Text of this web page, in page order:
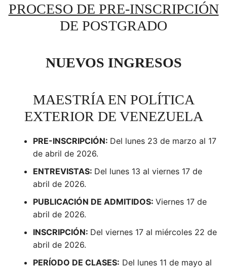
PROCESO DE PRE-INSCRIPCIÓN
DE POSTGRADO
NUEVOS INGRESOS
MAESTRÍA EN POLÍTICA
EXTERIOR DE VENEZUELA
PRE-INSCRIPCIÓN: Del lunes 23 de marzo al 17
de abril de 2026.
ENTREVISTAS: Del lunes 13 al viernes 17 de
abril de 2026.
PUBLICACIÓN DE ADMITIDOS: Viernes 17 de
abril de 2026.
INSCRIPCIÓN: Del viernes 17 al miércoles 22 de
abril de 2026.
PERÍODO DE CLASES: Del lunes 11 de mayo al